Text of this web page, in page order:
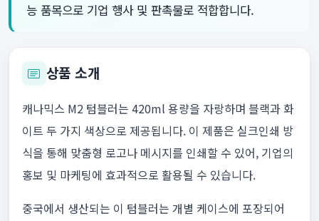
능 품목으로 기업 행사 및 판촉물로 적합합니다.
상품 소개
캐나믹스 M2 텀블러는 420ml 용량을 자랑하며 블랙과 화
이트 두 가지 색상으로 제공됩니다. 이 제품은 실크인쇄 방
식을 통해 맞춤형 로고나 메시지를 인쇄할 수 있어, 기업의
홍보 및 마케팅에 효과적으로 활용될 수 있습니다.
중국에서 생산되는 이 텀블러는 개별 케이스에 포장되어